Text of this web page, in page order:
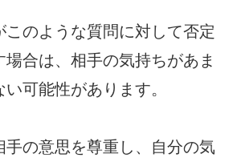
このような質問に対して否定
場合は、相手の気持ちがあま
可能性があります。
手の意思を尊重し、自分の気